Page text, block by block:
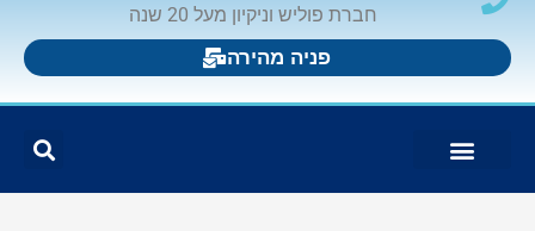
חברת פוליש וניקיון מעל 20 שנה
פניה מהירה